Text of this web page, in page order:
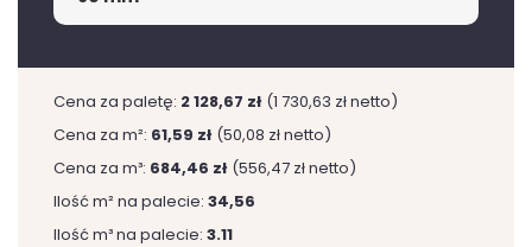
Cena za paletę: 2 128,67 zł (1 730,63 zł netto)
Cena za m²: 61,59 zł (50,08 zł netto)
Cena za m³: 684,46 zł (556,47 zł netto)
Ilość m² na palecie: 34,56
Ilość m³ na palecie: 3.11